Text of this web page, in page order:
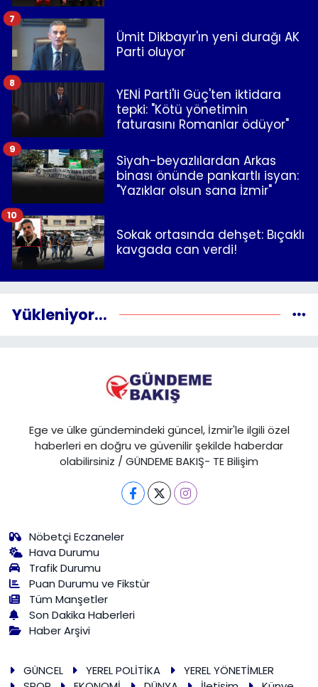
Ümit Dikbayır'ın yeni durağı AK
Parti oluyor
7
YENİ Parti'li Güç'ten iktidara
tepki: "Kötü yönetimin
faturasını Romanlar ödüyor"
8
Siyah-beyazlılardan Arkas
binası önünde pankartlı isyan:
"Yazıklar olsun sana İzmir"
9
Sokak ortasında dehşet: Bıçaklı
kavgada can verdi!
10
Yükleniyor...
Ege ve ülke gündemindeki güncel, İzmir'le ilgili özel
haberleri en doğru ve güvenilir şekilde haberdar
olabilirsiniz / GÜNDEME BAKIŞ- TE Bilişim
Nöbetçi Eczaneler
Hava Durumu
Trafik Durumu
Puan Durumu ve Fikstür
Tüm Manşetler
Son Dakika Haberleri
Haber Arşivi
GÜNCEL YEREL POLİTİKA
YEREL YÖNETİMLER